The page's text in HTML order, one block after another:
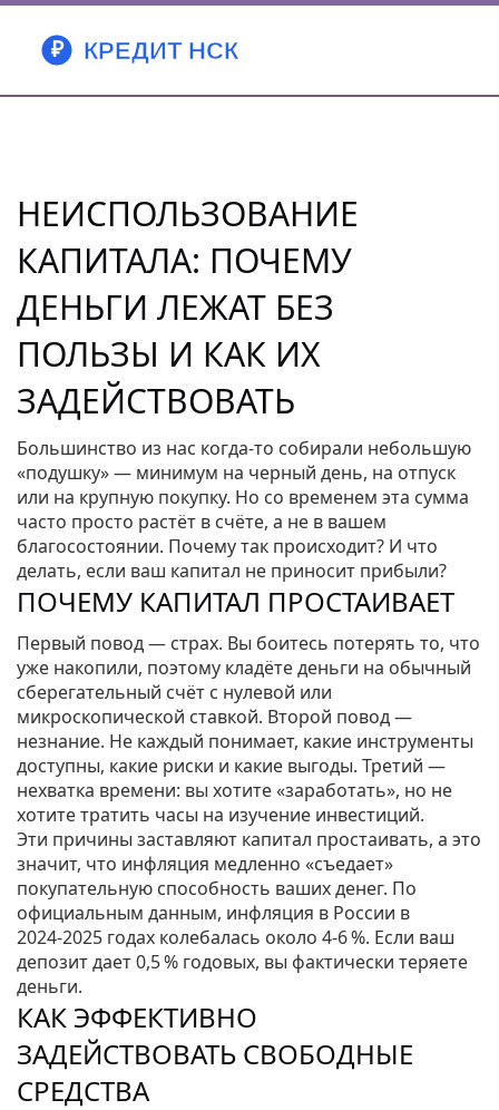
НЕИСПОЛЬЗОВАНИЕ
КАПИТАЛА: ПОЧЕМУ
ДЕНЬГИ ЛЕЖАТ БЕЗ
ПОЛЬЗЫ И КАК ИХ
ЗАДЕЙСТВОВАТЬ
Большинство из нас когда‑то собирали небольшую
«подушку» — минимум на черный день, на отпуск
или на крупную покупку. Но со временем эта сумма
часто просто растёт в счёте, а не в вашем
благосостоянии. Почему так происходит? И что
делать, если ваш капитал не приносит прибыли?
ПОЧЕМУ КАПИТАЛ ПРОСТАИВАЕТ
Первый повод — страх. Вы боитесь потерять то, что
уже накопили, поэтому кладёте деньги на обычный
сберегательный счёт с нулевой или
микроскопической ставкой. Второй повод —
незнание. Не каждый понимает, какие инструменты
доступны, какие риски и какие выгоды. Третий —
нехватка времени: вы хотите «заработать», но не
хотите тратить часы на изучение инвестиций.
Эти причины заставляют капитал простаивать, а это
значит, что инфляция медленно «съедает»
покупательную способность ваших денег. По
официальным данным, инфляция в России в
2024‑2025 годах колебалась около 4‑6 %. Если ваш
депозит дает 0,5 % годовых, вы фактически теряете
деньги.
КАК ЭФФЕКТИВНО
ЗАДЕЙСТВОВАТЬ СВОБОДНЫЕ
СРЕДСТВА